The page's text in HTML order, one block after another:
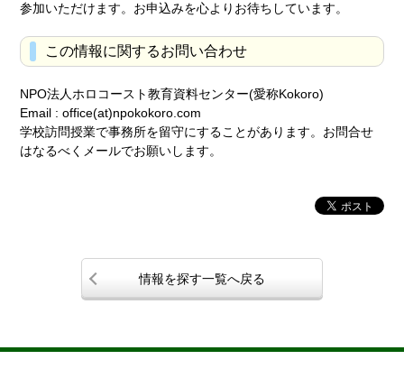
参加いただけます。お申込みを心よりお待ちしています。
この情報に関するお問い合わせ
NPO法人ホロコースト教育資料センター(愛称Kokoro)
Email : office(at)npokokoro.com
学校訪問授業で事務所を留守にすることがあります。お問合せ
はなるべくメールでお願いします。
情報を探す一覧へ戻る